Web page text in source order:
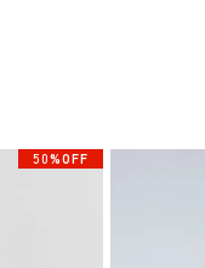
50%OFF